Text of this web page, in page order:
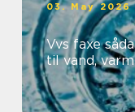
03. May 2026
Vvs faxe sådan finder du den rette hjælp
til vand,